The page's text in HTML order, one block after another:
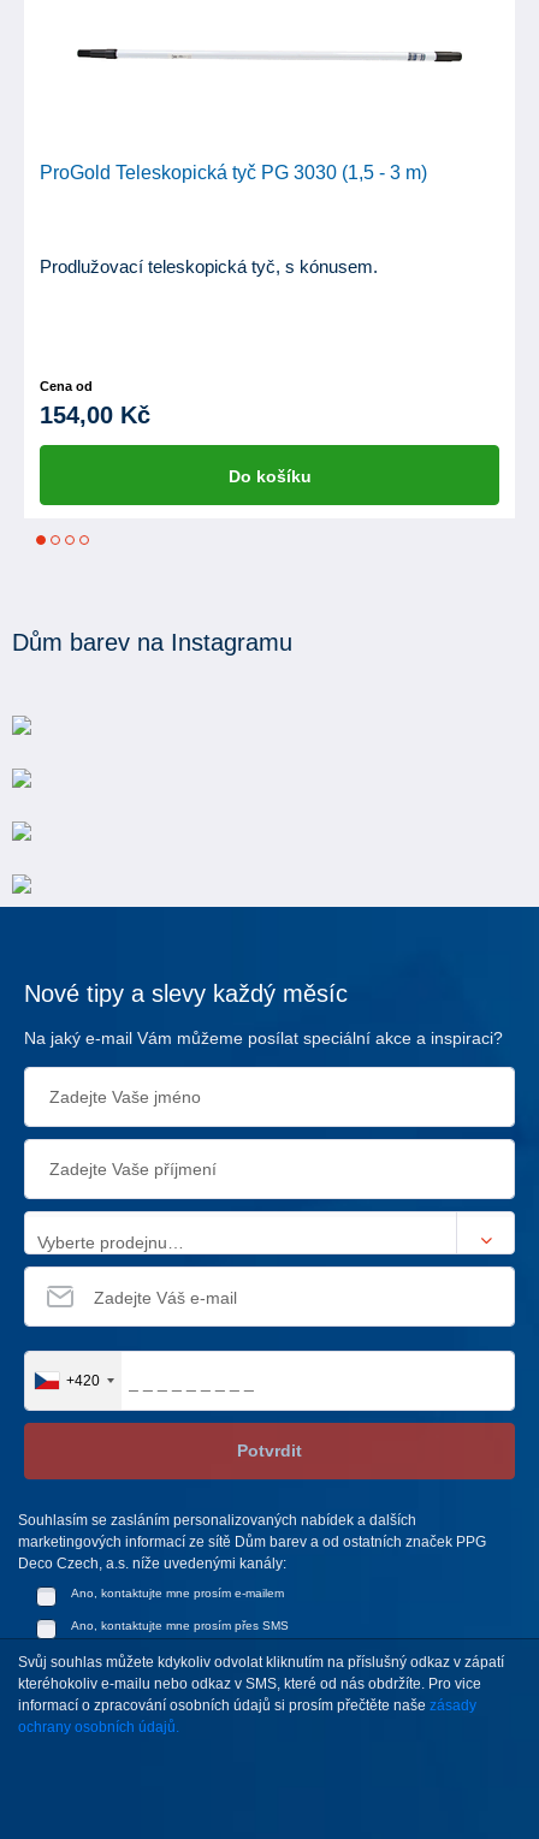
ProGold Teleskopická tyč PG 3030 (1,5 - 3 m)
Prodlužovací teleskopická tyč, s kónusem.
Cena od
154,00 Kč
Do košíku
1 2 3
Dům barev na Instagramu
Nové tipy a slevy každý měsíc
Na jaký e-mail Vám můžeme posílat speciální akce a inspiraci?
Vyberte prodejnu…
+420
Potvrdit
Souhlasím se zasláním personalizovaných nabídek a dalších
marketingových informací ze sítě Dům barev a od ostatních značek PPG
Deco Czech, a.s. níže uvedenými kanály:
Ano, kontaktujte mne prosím e-mailem
Ano, kontaktujte mne prosím přes SMS
Svůj souhlas můžete kdykoliv odvolat kliknutím na příslušný odkaz v zápatí
kteréhokoliv e-mailu nebo odkaz v SMS, které od nás obdržíte. Pro vice
informací o zpracování osobních údajů si prosím přečtěte naše zásady
ochrany osobních údajů.